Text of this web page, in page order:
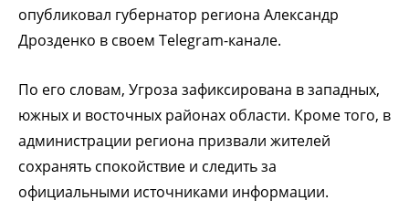
опубликовал губернатор региона Александр
Дрозденко в своем Telegram-канале.
По его словам, Угроза зафиксирована в западных,
южных и восточных районах области. Кроме того, в
администрации региона призвали жителей
сохранять спокойствие и следить за
официальными источниками информации.